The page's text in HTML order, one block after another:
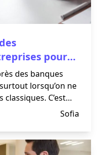
pour
des banques
lorsqu’on ne
C’est
de crise sanitaire.
Sofia